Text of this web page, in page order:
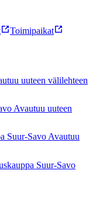
Toimipaikat
uuteen välilehteen
Avautuu uuteen
Suur-Savo Avautuu
Suur-Savo